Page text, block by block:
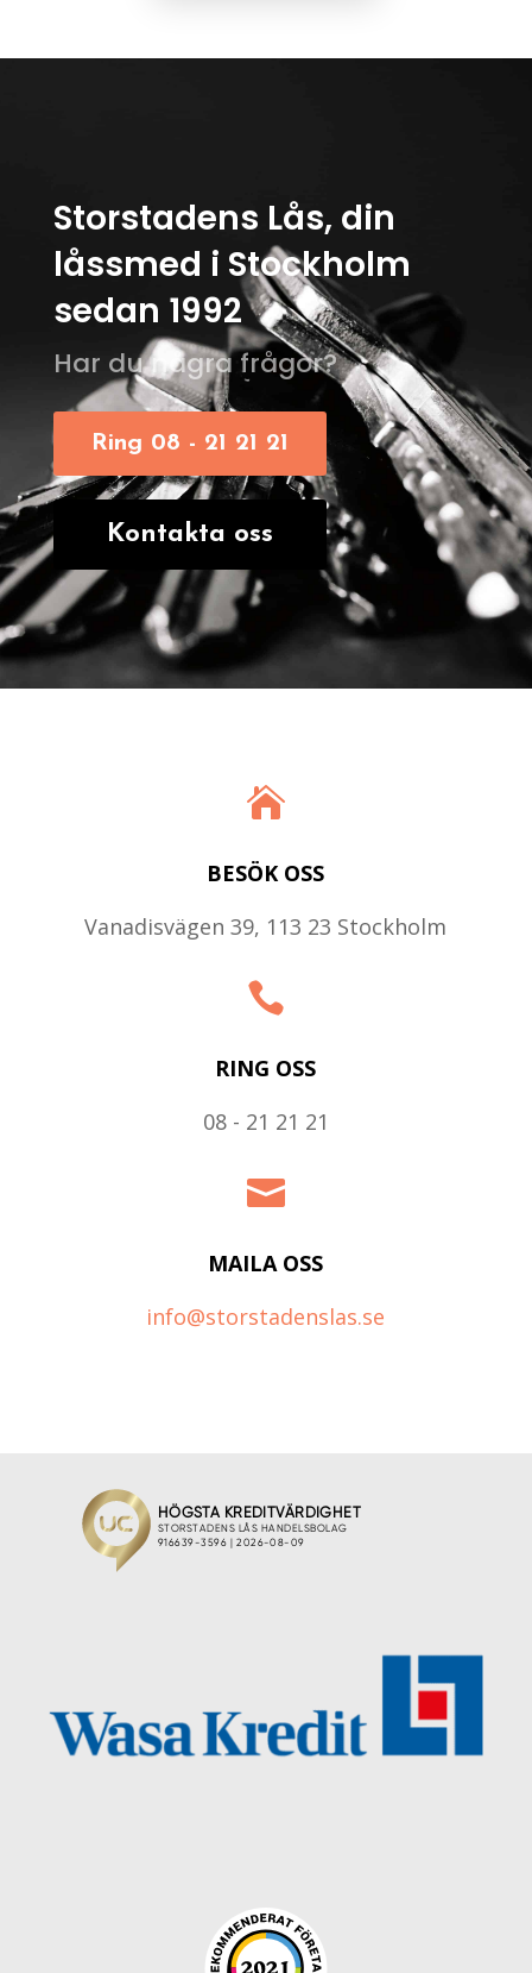
Storstadens Lås, din
låssmed i Stockholm
sedan 1992
Har du några frågor?
Ring 08 - 21 21 21
Kontakta oss

BESÖK OSS
Vanadisvägen 39, 113 23 Stockholm

RING OSS
08 - 21 21 21

MAILA OSS
info@storstadenslas.se